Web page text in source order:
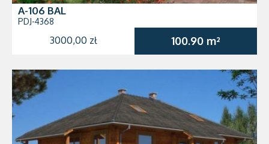
A-106 BAL
PDJ-4368
3000,00 zł 100.90 m²